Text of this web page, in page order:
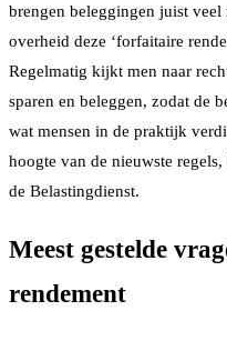
brengen beleggingen juist
overheid deze ‘forfaitaire
Regelmatig kijkt men naar
sparen en beleggen, zodat de
wat mensen in de praktijk
hoogte van de nieuwste
de Belastingdienst.
Meest gestelde
rendement